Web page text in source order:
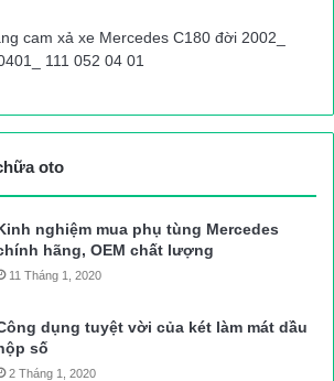
tôtheo xe đảm bảo cam kết chất lượng uy
nhất trên thị trường.
cam xả xe Mercedes C180 đời 2002_
111 052 04 01
oto
nghiệm mua phụ tùng Mercedes
hãng, OEM chất lượng
11 Tháng 1, 2020
dụng tuyệt vời của két làm mát dầu
số
2 Tháng 1, 2020